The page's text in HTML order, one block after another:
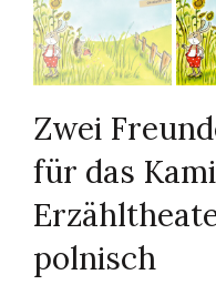
Zwei
für das
polnisch